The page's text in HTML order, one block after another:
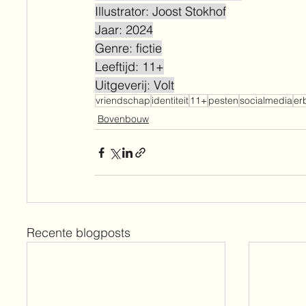
Illustrator: Joost Stokhof
Jaar: 2024
Genre: fictie
Leeftijd: 11+
Uitgeverij: Volt
vriendschap identiteit11+pestensocialmedia
Bovenbouw
Recente blogposts